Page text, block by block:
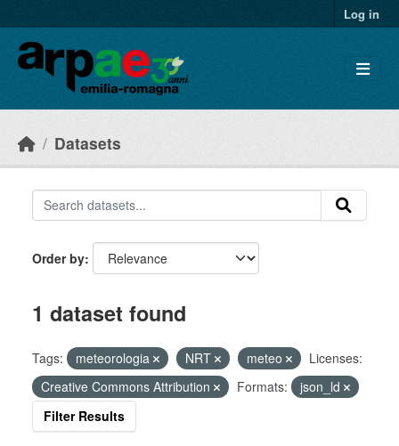
Log in
Datasets
Order by
1 dataset found
Tags: meteorologia NRT meteo
Licenses:
Creative Commons Attribution
Formats:
json_ld
Filter Results